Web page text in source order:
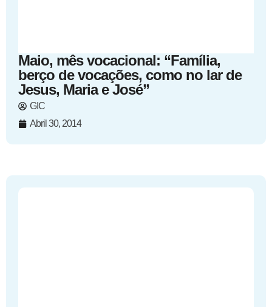
Maio, mês vocacional: “Família,
berço de vocações, como no lar de
Jesus, Maria e José”
GIC
Abril 30, 2014